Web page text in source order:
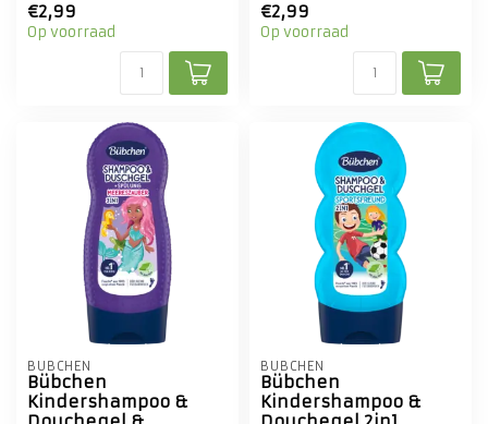
€2,99
Op voorraad
€2,99
Op voorraad
BÜBCHEN
Bübchen
Kindershampoo &
BÜBCHEN
Bübchen
Kindershampoo &